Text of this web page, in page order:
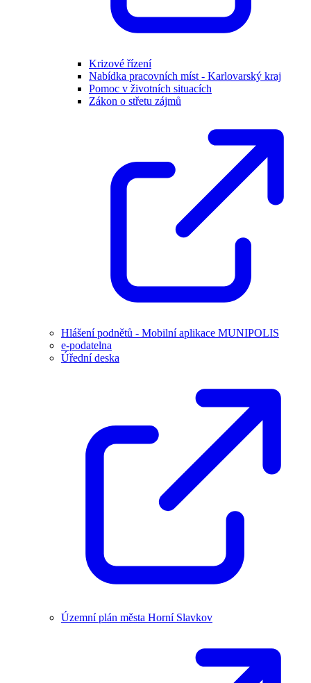
Krizové řízení
Nabídka pracovních míst - Karlovarský kraj
Pomoc v životních situacích
Zákon o střetu zájmů
Hlášení podnětů - Mobilní aplikace MUNIPOLIS
e-podatelna
Úřední deska
Územní plán města Horní Slavkov